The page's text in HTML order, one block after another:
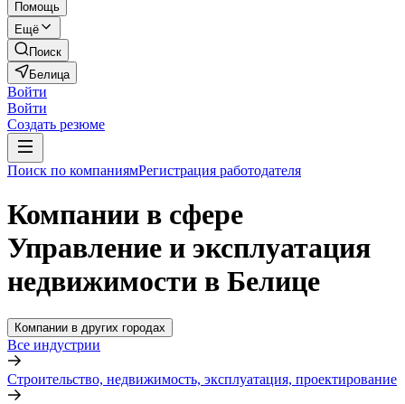
Помощь
Ещё
Поиск
Белица
Войти
Войти
Создать резюме
Поиск по компаниямРегистрация работодателя
Компании в сфере
Управление и эксплуатация
недвижимости в Белице
Компании в других городах
Все индустрии
Строительство, недвижимость, эксплуатация, проектирование